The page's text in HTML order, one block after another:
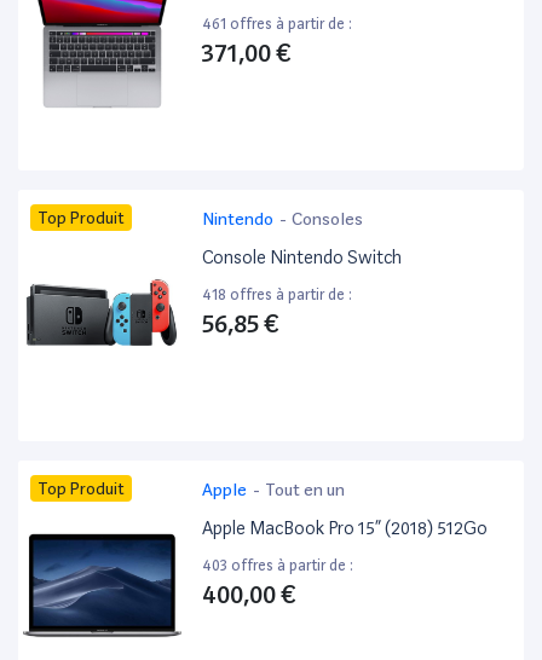
461 offres à partir de :
371,00 €
Top Produit Nintendo - Consoles
Console Nintendo Switch
418 offres à partir de :
56,85 €
Top Produit Apple - Tout en un
Apple MacBook Pro 15” (2018) 512Go
403 offres à partir de :
400,00 €